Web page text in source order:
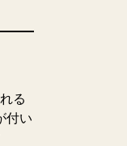
る
付い